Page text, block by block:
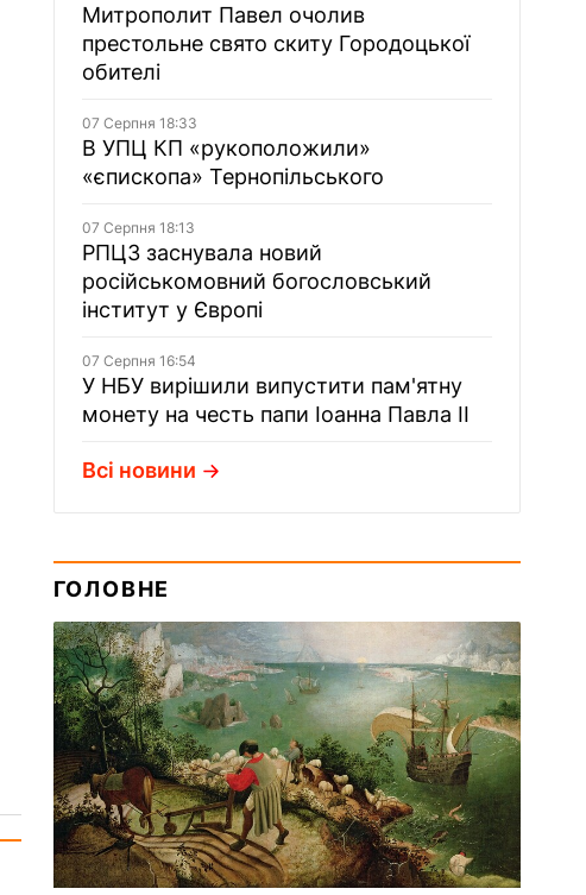
Митрополит Павел очолив
престольне свято скиту Городоцької
обителі
07 Серпня 18:33
В УПЦ КП «рукоположили»
«єпископа» Тернопільського
07 Серпня 18:13
РПЦЗ заснувала новий
російськомовний богословський
інститут у Європі
07 Серпня 16:54
У НБУ вирішили випустити пам'ятну
монету на честь папи Іоанна Павла II
Всі новини
ГОЛОВНЕ